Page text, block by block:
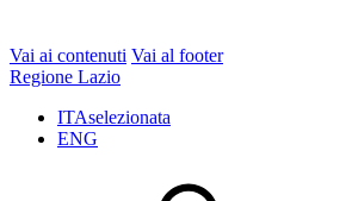
Vai ai contenuti Vai al footer
Regione Lazio
ITAselezionata
ENG